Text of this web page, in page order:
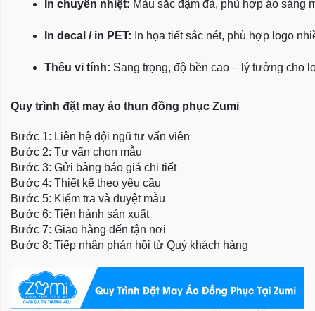
In chuyển nhiệt: Màu sắc đậm đà, phù hợp áo sáng
In decal / in PET: In họa tiết sắc nét, phù hợp logo
Thêu vi tính: Sang trọng, độ bền cao – lý tưởng cho
Quy trình đặt may áo thun đồng phục Zumi
Bước 1: Liên hệ đội ngũ tư vấn viên
Bước 2: Tư vấn chọn mẫu
Bước 3: Gửi bảng báo giá chi tiết
Bước 4: Thiết kế theo yêu cầu
Bước 5: Kiểm tra và duyệt mẫu
Bước 6: Tiến hành sản xuất
Bước 7: Giao hàng đến tận nơi
Bước 8: Tiếp nhận phản hồi từ Quý khách hàng